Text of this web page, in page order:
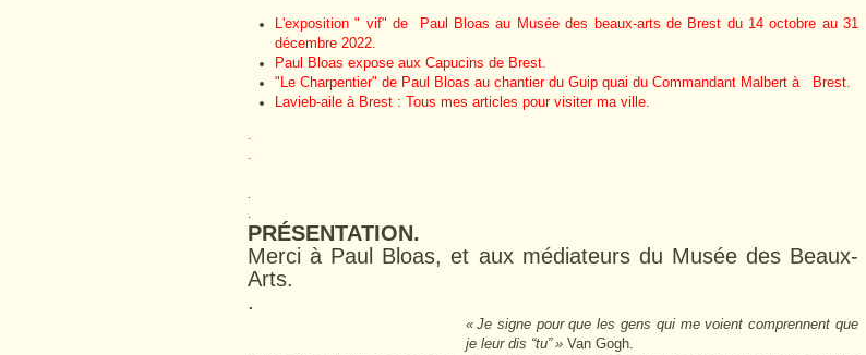
L'exposition " vif" de Paul Bloas au Musée des beaux-arts de Brest du 14 octobre au 31
décembre 2022.
Paul Bloas expose aux Capucins de Brest.
"Le Charpentier" de Paul Bloas au chantier du Guip quai du Commandant Malbert à Brest.
Lavieb-aile à Brest : Tous mes articles pour visiter ma ville.
.
.
.
.
PRÉSENTATION.
Merci à Paul Bloas, et aux médiateurs du Musée des Beaux-
Arts.
.
« Je signe pour que les gens qui me voient comprennent que
je leur dis “tu” » Van Gogh.